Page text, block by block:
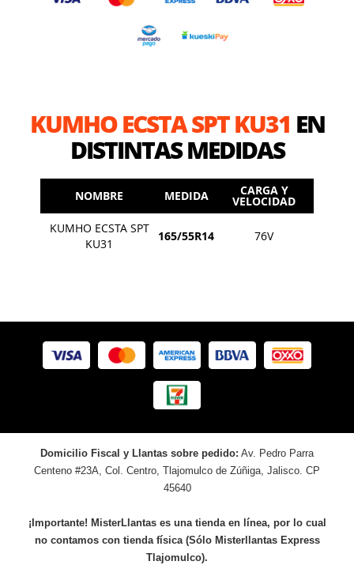
KUMHO ECSTA SPT KU31 EN
DISTINTAS MEDIDAS
NOMBRE MEDIDA CARGA Y
VELOCIDAD
KUMHO ECSTA SPT
KU31
165/55R14 76V
Domicilio Fiscal y Llantas sobre pedido: Av. Pedro Parra
Centeno #23A, Col. Centro, Tlajomulco de Zúñiga, Jalisco. CP
45640
¡Importante! MisterLlantas es una tienda en línea, por lo cual
no contamos con tienda física (Sólo Misterllantas Express
Tlajomulco).